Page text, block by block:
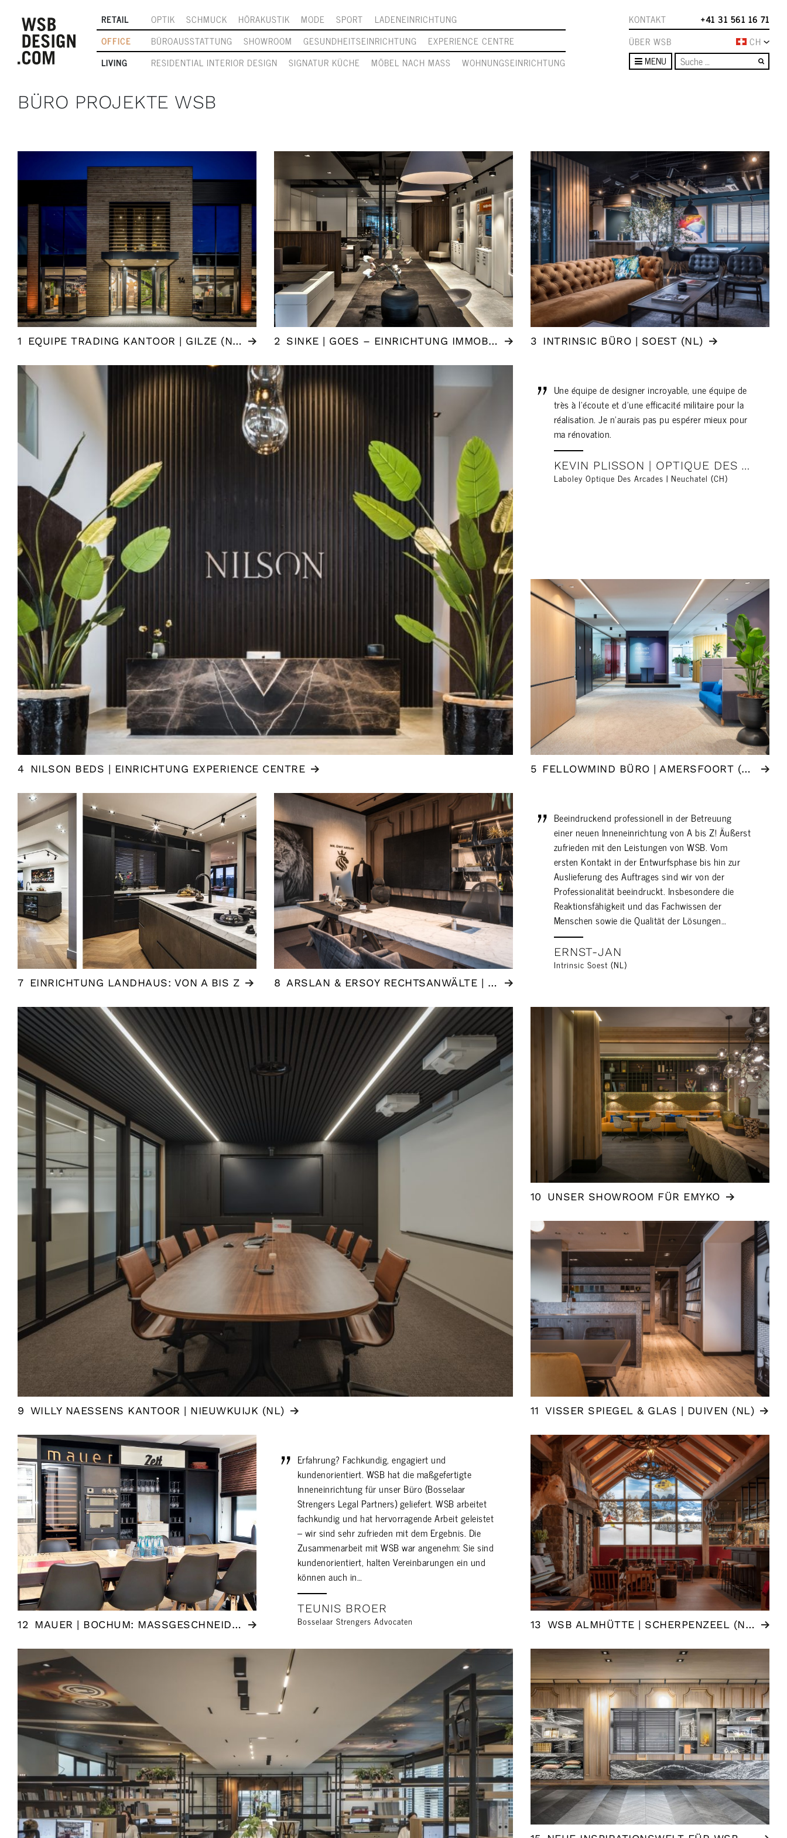
RETAIL OPTIK SCHMUCK HÖRAKUSTIK MODE SPORT
LADENEINRICHTUNG
OFFICE
BÜROAUSSTATTUNG SHOWROOM GESUNDHEITSEINRICHTUNG
EXPERIENCE CENTRE
LIVING
RESIDENTIAL INTERIOR DESIGN SIGNATUR KÜCHE MÖBEL NACH MASS WOHNUNGSEINRICHTUNG
KONTAKT
+41 31 561 16 71
ÜBER WSB
CH
MENU
BÜRO PROJEKTE WSB
1 EQUIPE TRADING KANTOOR | GILZE (NL) 2 SINKE | GOES – EINRICHTUNG IMMOBILIENMAKLER 3 INTRINSIC BÜRO | SOEST (NL)
4 NILSON BEDS | EINRICHTUNG EXPERIENCE CENTRE
Une équipe de designer incroyable, une équipe de
très à l'écoute et d'une efficacité militaire pour la
réalisation. Je n'aurais pas pu espérer mieux pour
ma rénovation.
KEVIN PLISSON | OPTIQUE DES ARCADES // NEUCHATEL (CH)
Laboley Optique Des Arcades | Neuchatel (CH)
5 FELLOWMIND BÜRO | AMERSFOORT (NL)
7 EINRICHTUNG LANDHAUS: VON A BIS Z 8 ARSLAN & ERSOY RECHTSANWÄLTE | DEN HAAG (NL)
Beeindruckend professionell in der Betreuung
einer neuen Inneneinrichtung von A bis Z! Äußerst
zufrieden mit den Leistungen von WSB. Vom
ersten Kontakt in der Entwurfsphase bis hin zur
Auslieferung des Auftrages sind wir von der
Professionalität beeindruckt. Insbesondere die
Reaktionsfähigkeit und das Fachwissen der
Menschen sowie die Qualität der Lösungen…
ERNST-JAN
Intrinsic Soest (NL)
9 WILLY NAESSENS KANTOOR | NIEUWKUIJK (NL)
10 UNSER SHOWROOM FÜR EMYKO
11 VISSER SPIEGEL & GLAS | DUIVEN (NL)
12 MAUER | BOCHUM: MASSGESCHNEIDERTE EINRICHTUNG
Erfahrung? Fachkundig, engagiert und
kundenorientiert. WSB hat die maßgefertigte
Inneneinrichtung für unser Büro (Bosselaar
Strengers Legal Partners) geliefert. WSB arbeitet
fachkundig und hat hervorragende Arbeit geleistet
– wir sind sehr zufrieden mit dem Ergebnis. Die
Zusammenarbeit mit WSB war angenehm: Sie sind
kundenorientiert, halten Vereinbarungen ein und
können auch in…
TEUNIS BROER
Bosselaar Strengers Advocaten 13 WSB ALMHÜTTE | SCHERPENZEEL (NL)